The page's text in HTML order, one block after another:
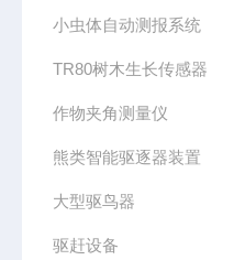
小虫体自动测报系统
TR80树木生长传感器
作物夹角测量仪
熊类智能驱逐器装置
大型驱鸟器
驱赶设备